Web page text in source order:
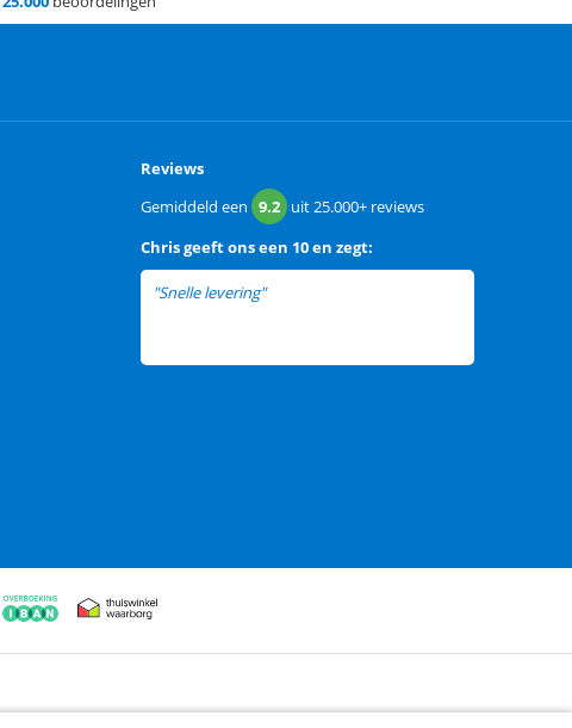
Reviews
Gemiddeld een 9.2 uit25.000+ reviews
Chrisgeeft ons een 10 en zegt:
"Snelle levering"